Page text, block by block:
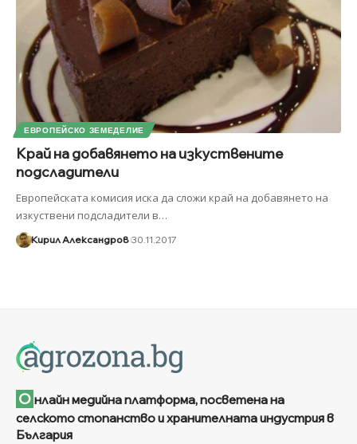
ЕВРОПЕЙСКО ЗЕМЕДЕЛИЕ
Край на добавянето на изкуствените
подсладители
Европейската комисия иска да сложи край на добавянето на
изкуствени подсладители в…
Кирил Александров 30.11.2017
О нлайн медийна платформа, посветена на
селското стопанство и хранителната индустрия в
България